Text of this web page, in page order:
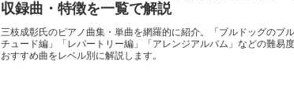
収録曲・特徴を一覧で解説
三枝成彰氏のピアノ曲集・単曲を網羅的に紹介。「ブルドッグのブ
チュード編」「レパートリー編」「アレンジアルバム」などの難易
おすすめ曲をレベル別に解説します。